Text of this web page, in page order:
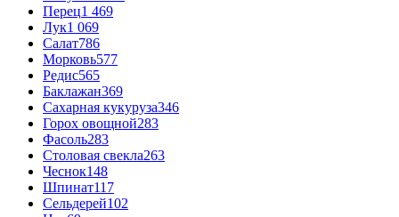
Перец1 469
Лук1 069
Салат786
Морковь577
Редис565
Баклажан369
Сахарная кукуруза346
Горох овощной283
Фасоль283
Столовая свекла263
Чеснок148
Шпинат117
Сельдерей102